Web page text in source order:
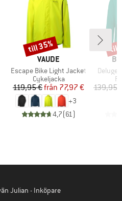
pris
VARUMÄRKE
VAUDE
Produkter
Escape Bike Light Jacket
Produktgrupp
Cykeljacka
Pris
119,95 € Reducerat pris
från 77,97 €
+3
4,7(61)
Rabatt
till 35%
Deluge
139,95
till
Julian - Inköpare